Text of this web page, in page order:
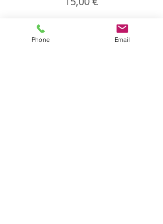
Partager cet événement
Phone Email